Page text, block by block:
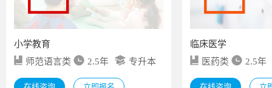
小学教育
师范语言类
2.5年 专升本
临床医学
医药类
2.5年